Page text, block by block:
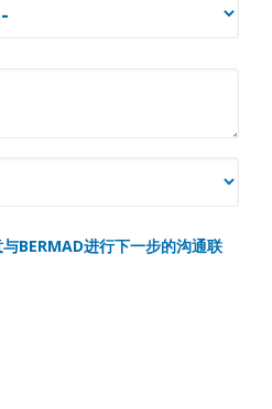
BERMAD进行下一步的沟通联